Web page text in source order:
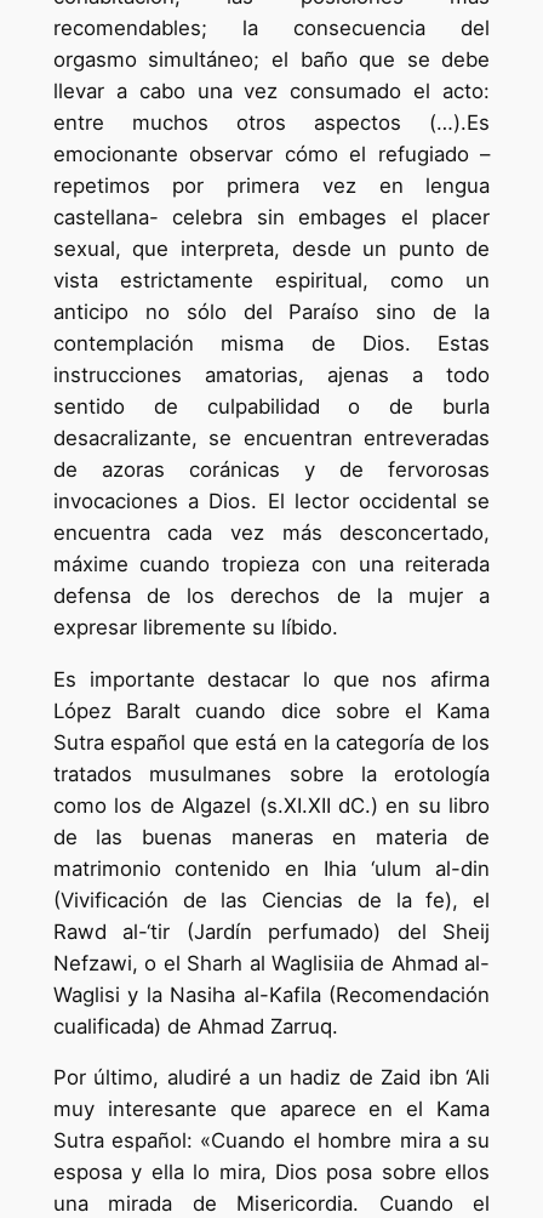
recomendables; la consecuencia del
orgasmo simultáneo; el baño que se debe
llevar a cabo una vez consumado el acto:
entre muchos otros aspectos (…).Es
emocionante observar cómo el refugiado –
repetimos por primera vez en lengua
castellana- celebra sin embages el placer
sexual, que interpreta, desde un punto de
vista estrictamente espiritual, como un
anticipo no sólo del Paraíso sino de la
contemplación misma de Dios. Estas
instrucciones amatorias, ajenas a todo
sentido de culpabilidad o de burla
desacralizante, se encuentran entreveradas
de azoras coránicas y de fervorosas
invocaciones a Dios. El lector occidental se
encuentra cada vez más desconcertado,
máxime cuando tropieza con una reiterada
defensa de los derechos de la mujer a
expresar libremente su líbido.
Es importante destacar lo que nos afirma
López Baralt cuando dice sobre el Kama
Sutra español que está en la categoría de los
tratados musulmanes sobre la erotología
como los de Algazel (s.XI.XII dC.) en su libro
de las buenas maneras en materia de
matrimonio contenido en Ihia ‘ulum al-din
(Vivificación de las Ciencias de la fe), el
Rawd al-‘tir (Jardín perfumado) del Sheij
Nefzawi, o el Sharh al Waglisiia de Ahmad al-
Waglisi y la Nasiha al-Kafila (Recomendación
cualificada) de Ahmad Zarruq.
Por último, aludiré a un hadiz de Zaid ibn ‘Ali
muy interesante que aparece en el Kama
Sutra español: «Cuando el hombre mira a su
esposa y ella lo mira, Dios posa sobre ellos
una mirada de Misericordia. Cuando el